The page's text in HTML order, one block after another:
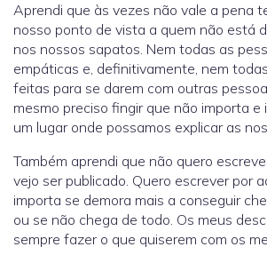
Aprendi que às vezes não vale a pena
nosso ponto de vista a quem não está
nos nossos sapatos. Nem todas as
empáticas e, definitivamente, nem
feitas para se darem com outras
mesmo preciso fingir que não importa e
um lugar onde possamos explicar as
Também aprendi que não quero
vejo ser publicado. Quero escrever por
importa se demora mais a conseguir
ou se não chega de todo. Os meus
sempre fazer o que quiserem com os